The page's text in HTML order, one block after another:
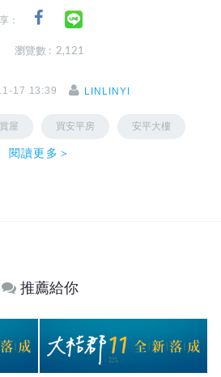
：
瀏覽數 : 2,121
17 13:39 LINLINYI
屋 買安平房 安平大樓
閱讀更多＞
推薦給你